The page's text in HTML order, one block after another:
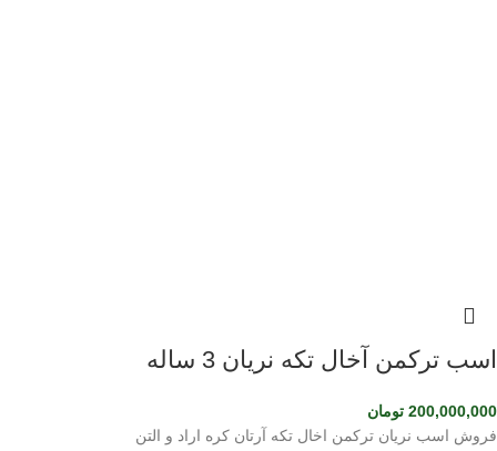
اسب ترکمن آخال تکه نریان 3 ساله
200,000,000 تومان
فروش اسب نریان ترکمن اخال تکه آرتان کره اراد و التن